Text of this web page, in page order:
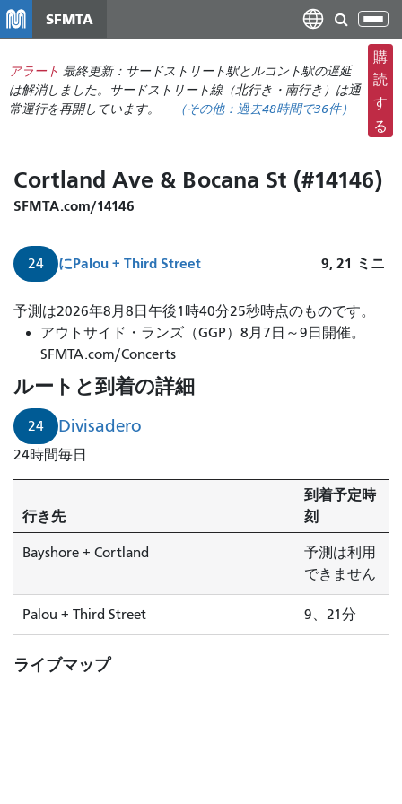
コ
ン
テ
に
SFMTA
ナ
ビ
ゲ
ー
シ
ョ
の
え
アラート 最終更新：サードストリート駅とルコント駅の遅延
は解消しました。サードストリート線（北行き・南行き）は通
常運行を再開しています。
（その他： 過去48時間で36件）
購
読
す
る
Cortland Ave & Bocana St (#14146)
SFMTA.com/14146
24 にPalou + Third Street 9, 21 ミニ
予測は2026年8月8日午後1時40分25秒時点のものです。
アウトサイド・ランズ（GGP）8月7日～9日開催。
SFMTA.com/Concerts
ルートと到着の詳細
24 Divisadero
24時間毎日
行き先
到着予定時
刻
Bayshore + Cortland
予測は利用
できません
Palou + Third Street 9、21分
ライブマップ